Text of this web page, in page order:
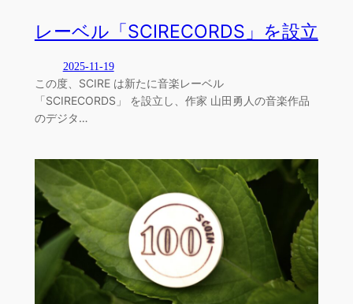
レーベル「SCIRECORDS」を設立
2025-11-19
この度、SCIRE は新たに音楽レーベル
「SCIRECORDS」 を設立し、作家 山田勇人の音楽作品
のデジタ…